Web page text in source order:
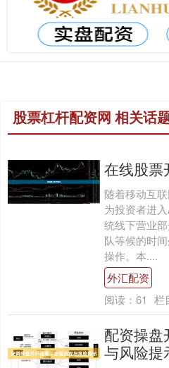
股票杠杆配资网 相关话
在线股票
随着移动互
为投资者进
统线下营业
队等候的时
操作。本....
外汇配资
阅读： 61 栏
配资操盘
与风险提